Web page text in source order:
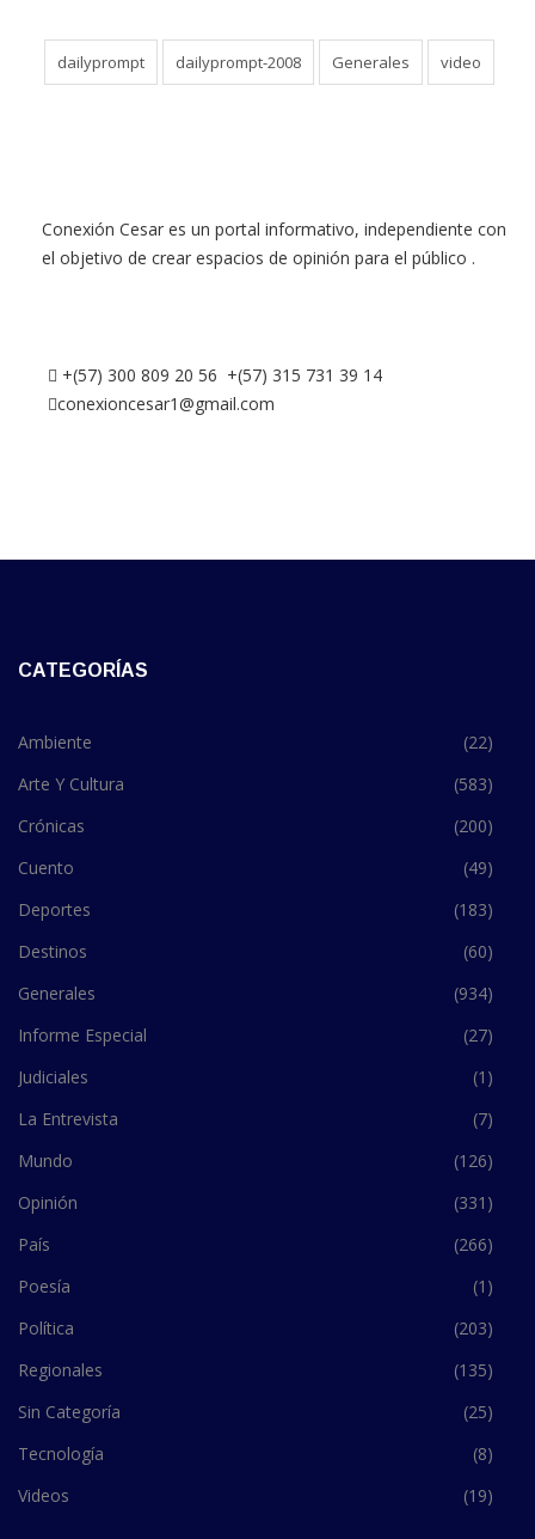
dailyprompt dailyprompt-2008 Generales video
Conexión Cesar es un portal informativo, independiente con
el objetivo de crear espacios de opinión para el público .
+(57) 300 809 20 56 +(57) 315 731 39 14
conexioncesar1@gmail.com
CATEGORÍAS
Ambiente
(22)
Arte Y Cultura
(583)
Crónicas
(200)
Cuento
(49)
Deportes
(183)
Destinos
(60)
Generales
(934)
Informe Especial
(27)
Judiciales
(1)
La Entrevista
(7)
Mundo
(126)
Opinión
(331)
País
(266)
Poesía
(1)
Política
(203)
Regionales
(135)
Sin Categoría
(25)
Tecnología
(8)
Videos
(19)